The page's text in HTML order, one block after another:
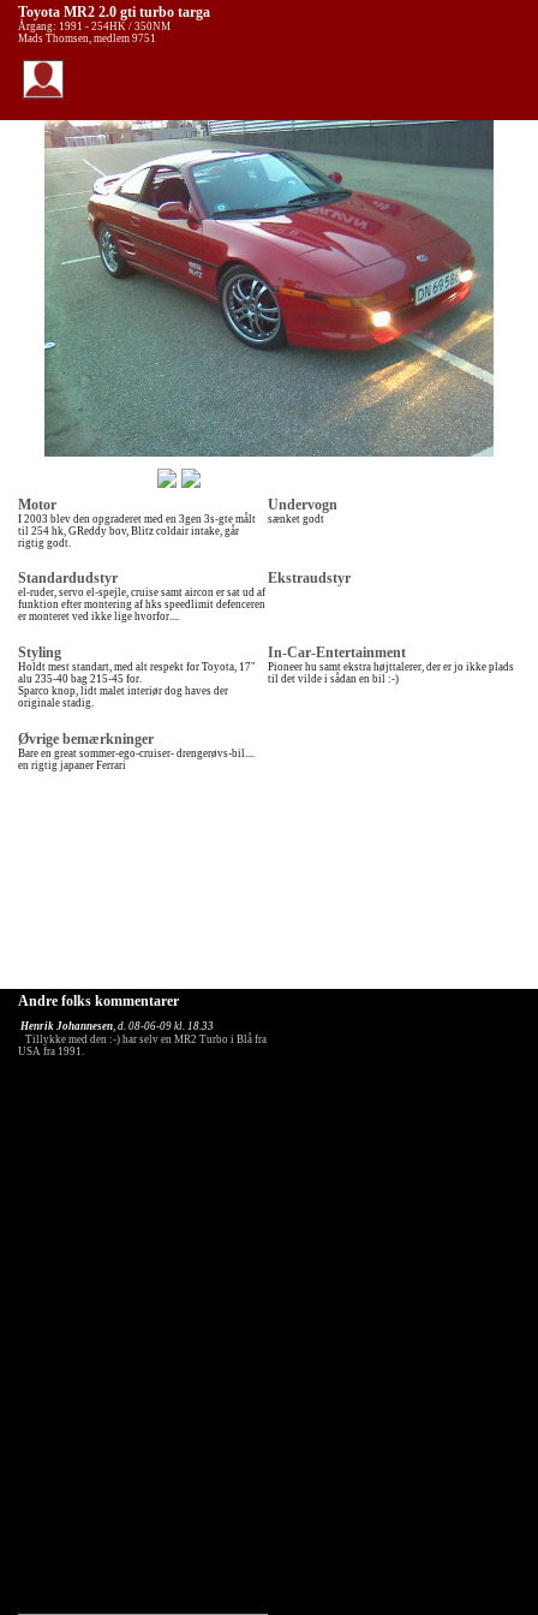
Toyota MR2 2.0 gti turbo targa
Årgang: 1991 - 254HK / 350NM
Mads Thomsen, medlem 9751
Motor
I 2003 blev den opgraderet med en 3gen 3s-gte målt
til 254 hk, GReddy bov, Blitz coldair intake, går
rigtig godt.
Undervogn
sænket godt
Standardudstyr
el-ruder, servo el-spejle, cruise samt aircon er sat ud af
funktion efter montering af hks speedlimit defenceren
er monteret ved ikke lige hvorfor....
Ekstraudstyr
Styling
Holdt mest standart, med alt respekt for Toyota, 17"
alu 235-40 bag 215-45 for.
Sparco knop, lidt malet interiør dog haves der
originale stadig.
In-Car-Entertainment
Pioneer hu samt ekstra højttalerer, der er jo ikke plads
til det vilde i sådan en bil :-)
Øvrige bemærkninger
Bare en great sommer-ego-cruiser- drengerøvs-bil....
en rigtig japaner Ferrari
Andre folks kommentarer
Henrik Johannesen, d. 08-06-09 kl. 18.33
Tillykke med den :-) har selv en MR2 Turbo i Blå fra
USA fra 1991.